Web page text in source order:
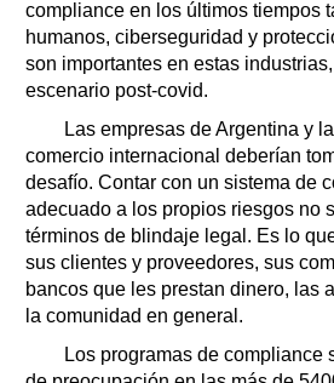
compliance en los últimos tiempos
humanos, ciberseguridad y
son importantes en estas
escenario post-covid.
Las empresas de Argentina y
comercio internacional deberían
desafío. Contar con un sistema de
adecuado a los propios riesgos no
términos de blindaje legal. Es lo
sus clientes y proveedores, sus
bancos que les prestan dinero, las
la comunidad en general.
Los programas de compliance